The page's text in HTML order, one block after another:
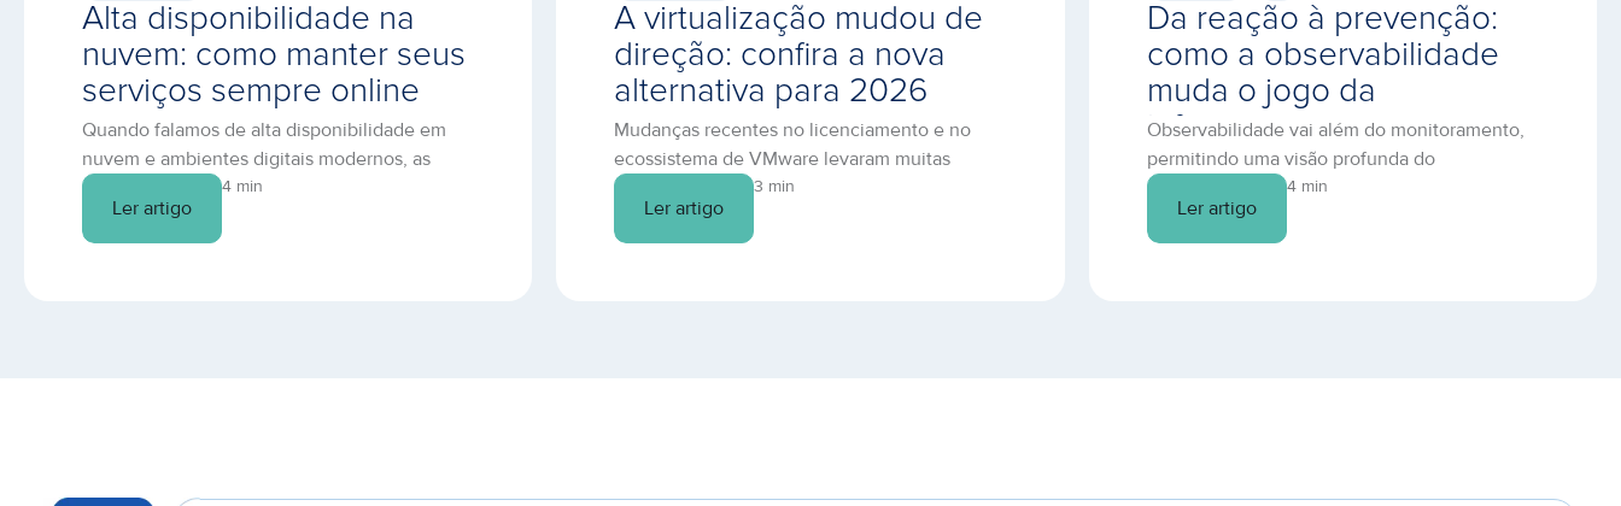
Alta disponibilidade na
nuvem: como manter seus
serviços sempre online
Quando falamos de alta disponibilidade em
nuvem e ambientes digitais modernos, as
empresas demonstraram ter um grande
desafio em comum: manter aplicações e
serviços ativos e sem riscos de quedas. Com
Ler artigo
4 min
A virtualização mudou de
direção: confira a nova
alternativa para 2026
Mudanças recentes no licenciamento e no
ecossistema de VMware levaram muitas
empresas a revisitar sua estratégia de
virtualização e nuvem. Se você busca uma
transição segura, com suporte próximo e
Ler artigo
3 min
Da reação à prevenção:
como a observabilidade
muda o jogo da
infraestrutura em nuvem
Observabilidade vai além do monitoramento,
permitindo uma visão profunda do
comportamento dos sistemas. Descubra como
prevenir falhas e otimizar sua TI.
Ler artigo
4 min